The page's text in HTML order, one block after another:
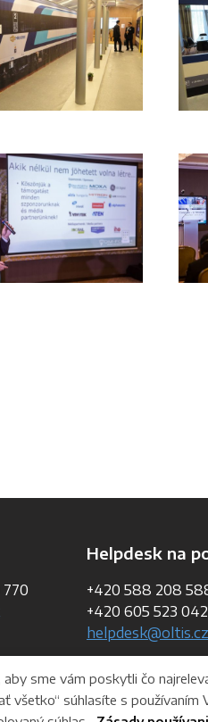
770
Helpdesk na
+420 588 208
+420 605 523 042
helpdesk@oltis.cz
sme vám poskytli čo
všetko“ súhlasíte s používaním